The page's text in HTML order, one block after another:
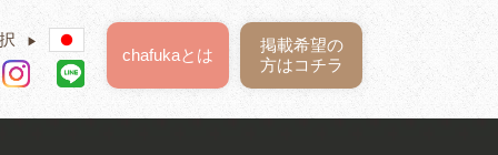
▶
掲載希望の
方はコチラ
chafukaとは